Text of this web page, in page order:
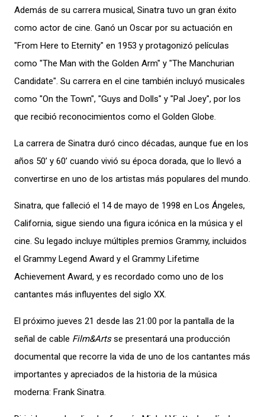
Además de su carrera musical, Sinatra tuvo un gran éxito
como actor de cine. Ganó un Oscar por su actuación en
"From Here to Eternity" en 1953 y protagonizó películas
como "The Man with the Golden Arm" y "The Manchurian
Candidate". Su carrera en el cine también incluyó musicales
como "On the Town", "Guys and Dolls" y "Pal Joey", por los
que recibió reconocimientos como el Golden Globe.
La carrera de Sinatra duró cinco décadas, aunque fue en los
años 50’ y 60’ cuando vivió su época dorada, que lo llevó a
convertirse en uno de los artistas más populares del mundo.
Sinatra, que falleció el 14 de mayo de 1998 en Los Ángeles,
California, sigue siendo una figura icónica en la música y el
cine. Su legado incluye múltiples premios Grammy, incluidos
el Grammy Legend Award y el Grammy Lifetime
Achievement Award, y es recordado como uno de los
cantantes más influyentes del siglo XX.
El próximo jueves 21 desde las 21:00 por la pantalla de la
señal de cable Film&Artsse presentará una producción
documental que recorre la vida de uno de los cantantes más
importantes y apreciados de la historia de la música
moderna: Frank Sinatra.